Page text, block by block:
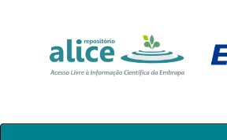
Skip